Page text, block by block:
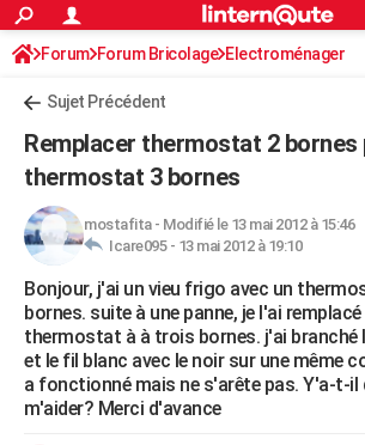
ACTUALITÉS
Politique
Société
Faits Divers
Education
Monde
Villes
+
Programme TV
TNTStreaming
Cinéma
Sorties cinéma
Musique
+FINANCE
Retraite
Impôts
Epargne
Immobilier
Risques naturels par ville
Banque
Assurance
Crédit
AUTO
Essais
Réserver un essai
Citadines
Berlines
SUV
Forum auto
HIGH-TECH
Mobiles
Meilleur smartphone
Internet
Ordinateurs
Jeux vidéo
Guide high-tech
+BRICOLAGE
Forum
Aménagement intérieur
Extérieur
Cuisine
Salle de bains
Jardinage
Rangement
WEEK-END
Guides de France
Escapades
Patrimoine
Expositions
Musées
Week-end nature
+LIFESTYLE
S'inscrire
Connexion
Forum Forum Bricolage Electroménager
Sujet Précédent
Remplacer thermostat 2 bornes
thermostat 3 bornes
mostafita- Modifié le 13 mai 2012 à 15:46
Icare095 - 13 mai 2012 à 19:10
Bonjour, j'ai un vieu frigo avec un
bornes. suite à une panne, je l'ai
thermostat à à trois bornes. j'ai branché
et le fil blanc avec le noir sur une même
a fonctionné mais ne s'arête pas. Y'a-t-il
m'aider? Merci d'avance